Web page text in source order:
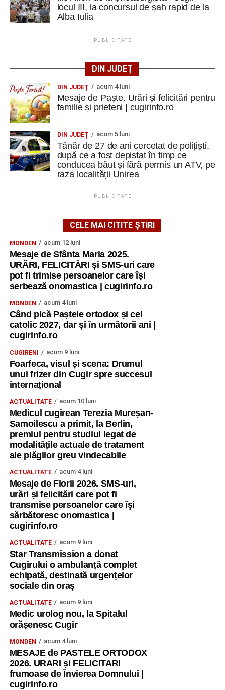
locul III, la concursul de șah rapid de la
Alba Iulia
PUBLICITATE
DIN JUDEȚ
DIN JUDEŢ acum 4 luni
Mesaje de Paște. Urări și felicitări pentru
familie și prieteni | cugirinfo.ro
DIN JUDEŢ acum 5 luni
Tânăr de 27 de ani cercetat de polițiști,
după ce a fost depistat în timp ce
conducea băut și fără permis un ATV, pe
raza localității Unirea
PUBLICITATE
CELE MAI CITITE ȘTIRI
MONDEN acum 12 luni
Mesaje de Sfânta Maria 2025.
URĂRI, FELICITĂRI și SMS-uri care
pot fi trimise persoanelor care își
serbează onomastica | cugirinfo.ro
MONDEN acum 4 luni
Când pică Paștele ortodox și cel
catolic 2027, dar și în următorii ani |
cugirinfo.ro
CUGIRENI acum 9 luni
Foarfeca, visul și scena: Drumul
unui frizer din Cugir spre succesul
internațional
ACTUALITATE acum 10 luni
Medicul cugirean Terezia Mureșan-
Samoilescu a primit, la Berlin,
premiul pentru studiul legat de
modalitățile actuale de tratament
ale plăgilor greu vindecabile
ACTUALITATE acum 4 luni
Mesaje de Florii 2026. SMS-uri,
urări și felicitări care pot fi
transmise persoanelor care îşi
sărbătoresc onomastica |
cugirinfo.ro
ACTUALITATE acum 9 luni
Star Transmission a donat
Cugirului o ambulanță complet
echipată, destinată urgențelor
sociale din oraș
ACTUALITATE acum 9 luni
Medic urolog nou, la Spitalul
orășenesc Cugir
MONDEN acum 4 luni
MESAJE de PASTELE ORTODOX
2026. URARI și FELICITARI
frumoase de Învierea Domnului |
cugirinfo.ro